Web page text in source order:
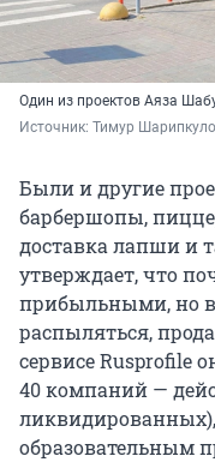
Один из проектов Аяза
Источник: Тимур
Были и другие
барбершопы,
доставка лапши и
утверждает, что
прибыльными, но
распыляться,
сервисе Rusprofile
40 компаний —
образовательным